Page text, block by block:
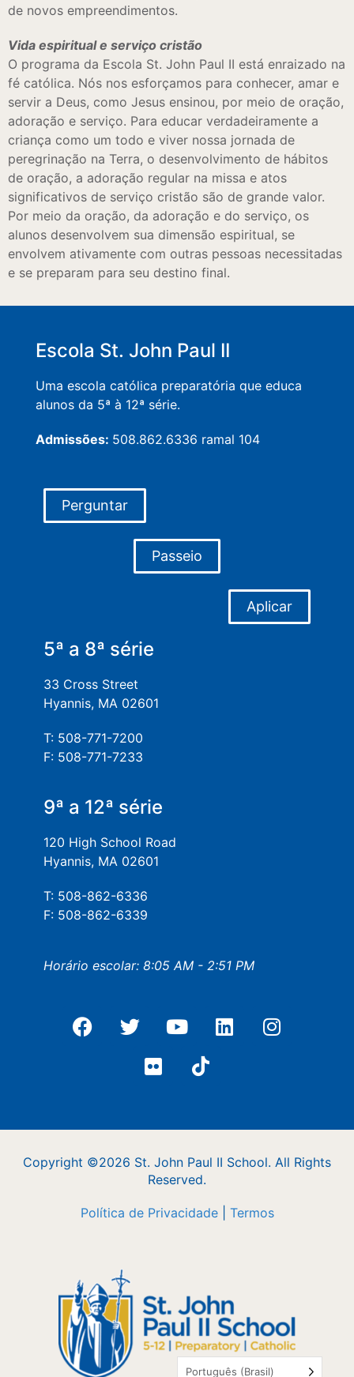
de novos empreendimentos.
Vida espiritual e serviço cristão
O programa da Escola St. John Paul II está enraizado na
fé católica. Nós nos esforçamos para conhecer, amar e
servir a Deus, como Jesus ensinou, por meio de oração,
adoração e serviço. Para educar verdadeiramente a
criança como um todo e viver nossa jornada de
peregrinação na Terra, o desenvolvimento de hábitos
de oração, a adoração regular na missa e atos
significativos de serviço cristão são de grande valor.
Por meio da oração, da adoração e do serviço, os
alunos desenvolvem sua dimensão espiritual, se
envolvem ativamente com outras pessoas necessitadas
e se preparam para seu destino final.
Escola St. John Paul II
Uma escola católica preparatória que educa
alunos da 5ª à 12ª série.
Admissões: 508.862.6336 ramal 104
Perguntar
Passeio
Aplicar
5ª a 8ª série
33 Cross Street
Hyannis, MA 02601
T: 508-771-7200
F: 508-771-7233
9ª a 12ª série
120 High School Road
Hyannis, MA 02601
T: 508-862-6336
F: 508-862-6339
Horário escolar: 8:05 AM - 2:51 PM
Copyright ©2026 St. John Paul II School. All Rights
Reserved.
Política de Privacidade| Termos
Português (Brasil)